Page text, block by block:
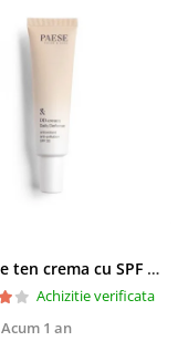
Fond de ten crema cu SPF 30, DD Cream, 6W Golden Tan - 30 ml
Achizitie verificata
Acum 1 an